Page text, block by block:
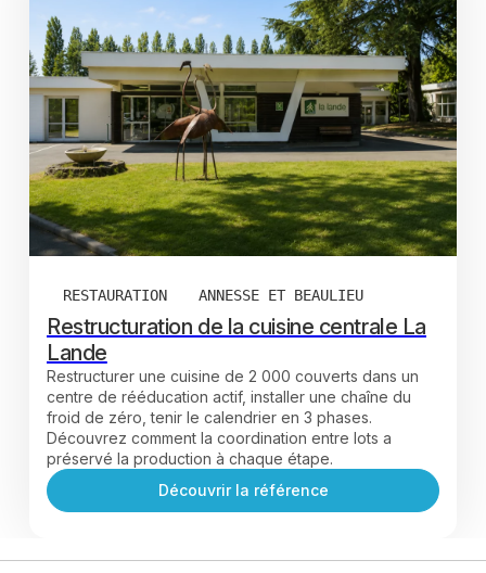
RESTAURATION ANNESSE ET BEAULIEU
Restructuration de la cuisine centrale La
Lande
Restructurer une cuisine de 2 000 couverts dans un
centre de rééducation actif, installer une chaîne du
froid de zéro, tenir le calendrier en 3 phases.
Découvrez comment la coordination entre lots a
préservé la production à chaque étape.
Découvrir la référence